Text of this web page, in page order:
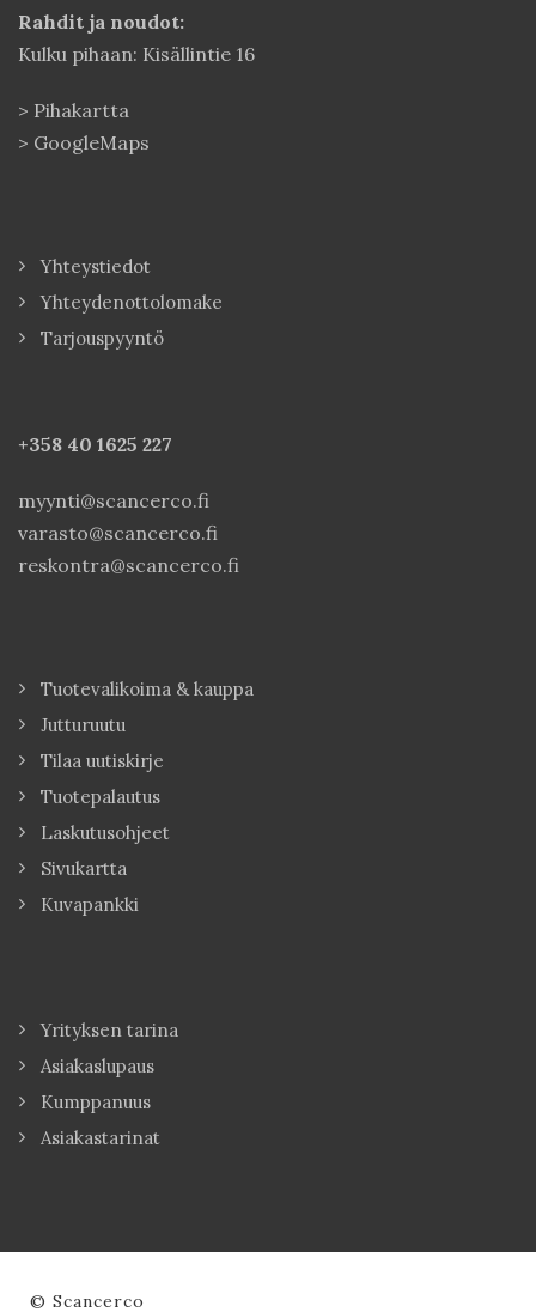
Rahdit ja noudot:
Kulku pihaan: Kisällintie 16
> Pihakartta
> GoogleMaps
Yhteystiedot
Yhteydenottolomake
Tarjouspyyntö
+358 40 1625 227
myynti@scancerco.fi
varasto@scancerco.fi
reskontra@scancerco.fi
Tuotevalikoima & kauppa
Jutturuutu
Tilaa uutiskirje
Tuotepalautus
Laskutusohjeet
Sivukartta
Kuvapankki
Yrityksen tarina
Asiakaslupaus
Kumppanuus
Asiakastarinat
© Scancerco